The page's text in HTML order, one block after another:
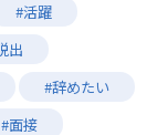
#活躍
出
#辞めたい
#面接